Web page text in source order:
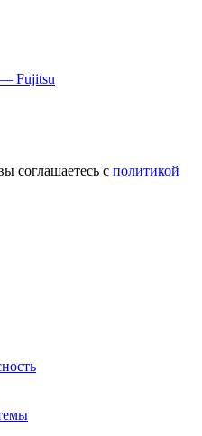
соглашаетесь с политикой